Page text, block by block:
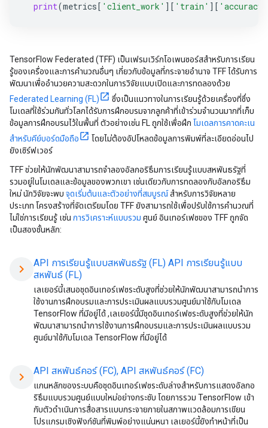
print(metrics[ 'client_work' ][ 'train' ][ 'accuracy'
TensorFlow Federated (TFF) เป็นเฟรมเวิร์กโอเพนซอร์สสำหรับการเรียน
รู้ของเครื่องและการคำนวณอื่นๆ เกี่ยวกับข้อมูลที่กระจายอำนาจ TFF ได้รับการ
พัฒนาเพื่ออำนวยความสะดวกในการวิจัยแบบเปิดและการทดลองด้วย
Federated Learning (FL)
ซึ่งเป็นแนวทางในการเรียนรู้ด้วยเครื่องที่ซึ่ง
โมเดลที่ใช้ร่วมกันทั่วโลกได้รับการฝึกอบรมจากลูกค้าที่เข้าร่วมจำนวนมากที่เก็บ
ข้อมูลการฝึกอบรมไว้ในพื้นที่ ตัวอย่างเช่น FL ถูกใช้เพื่อฝึก โมเดลการคาดคะเน
สำหรับคีย์บอร์ดมือถือ
โดยไม่ต้องอัปโหลดข้อมูลการพิมพ์ที่ละเอียดอ่อนไป
ยังเซิร์ฟเวอร์
TFF ช่วยให้นักพัฒนาสามารถจำลองอัลกอริธึมการเรียนรู้แบบสหพันธรัฐที่
รวมอยู่ในโมเดลและข้อมูลของพวกเขา เช่นเดียวกับการทดลองกับอัลกอริธึม
ใหม่ นักวิจัยจะพบ จุดเริ่มต้นและตัวอย่างที่สมบูรณ์สำหรับการวิจัยหลาย
ประเภท โครงสร้างที่จัดเตรียมโดย TFF ยังสามารถใช้เพื่อปรับใช้การคำนวณที่
ไม่ใช่การเรียนรู้ เช่น การวิเคราะห์แบบรวม ศูนย์ อินเทอร์เฟซของ TFF ถูกจัด
เป็นสองชั้นหลัก:
chevron_right
API การเรียนรู้แบบสหพันธรัฐ (FL) API การเรียนรู้แบบ
สหพันธ์ (FL)
เลเยอร์นี้เสนอชุดอินเทอร์เฟซระดับสูงที่ช่วยให้นักพัฒนาสามารถนำการ
ใช้งานการฝึกอบรมและการประเมินผลแบบรวมศูนย์มาใช้กับโมเดล
TensorFlow ที่มีอยู่ได้ ,เลเยอร์นี้มีชุดอินเทอร์เฟซระดับสูงที่ช่วยให้นัก
พัฒนาสามารถนำการใช้งานการฝึกอบรมและการประเมินผลแบบรวม
ศูนย์มาใช้กับโมเดล TensorFlow ที่มีอยู่ได้
chevron_right API สหพันธ์คอร์ (FC), API สหพันธ์คอร์ (FC)
แกนหลักของระบบคือชุดอินเทอร์เฟซระดับล่างสำหรับการแสดงอัลกอ
ริธึมแบบรวมศูนย์แบบใหม่อย่างกระชับ โดยการรวม TensorFlow เข้า
กับตัวดำเนินการสื่อสารแบบกระจายภายในสภาพแวดล้อมการเขียน
โปรแกรมเชิงฟังก์ชันที่พิมพ์อย่างแน่นหนา เลเยอร์นี้ยังทำหน้าที่เป็น